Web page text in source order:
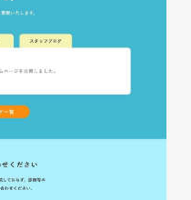
株式会社ベストブラス様 EC
ECサイト
#HTML/CSSコーディング
#レスポンシブWebデザイン